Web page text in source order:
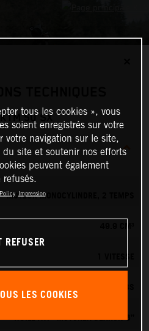
KTM 50 SX
MOTEUR MONOCYLINDRE, 2 TEMPS
DELL’ORTO PHBG 19 BS
HUILE ATF “MOTOREX DEXRON 3”
tous les cookies », vous
soient enregistrés sur votre
votre navigation sur le site,
site et soutenir nos efforts
peuvent également
refusés.
Impression
REFUSER
LES COOKIES